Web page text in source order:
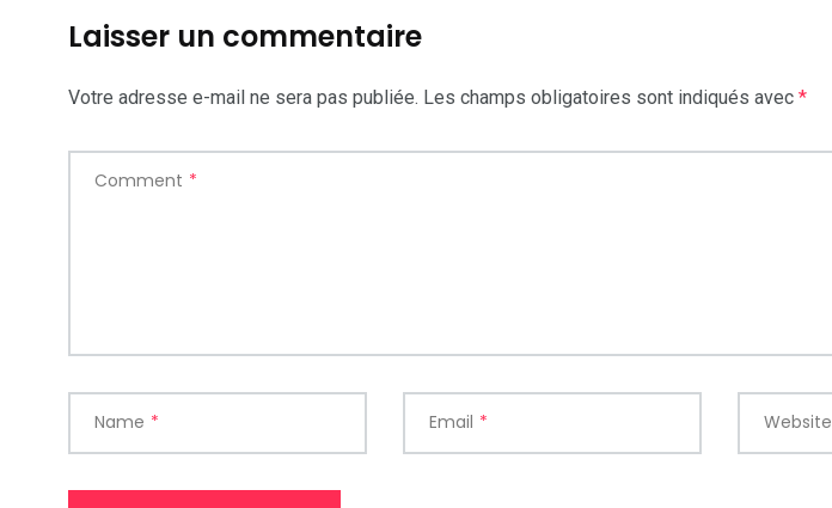
Laisser un commentaire
Votre adresse e-mail ne sera pas publiée. Les champs obligatoires sont indiqués avec *
Comment *
Name * Email * Website